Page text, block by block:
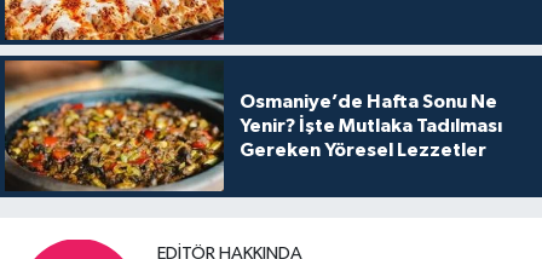
Osmaniye’de Hafta Sonu Ne
Yenir? İşte Mutlaka Tadılması
Gereken Yöresel Lezzetler
EDITÖR HAKKINDA